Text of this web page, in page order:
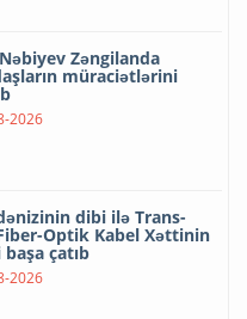
Zəngilanda
müraciətlərini
2026
dibi ilə Trans-
Optik Kabel Xəttinin
çatıb
2026